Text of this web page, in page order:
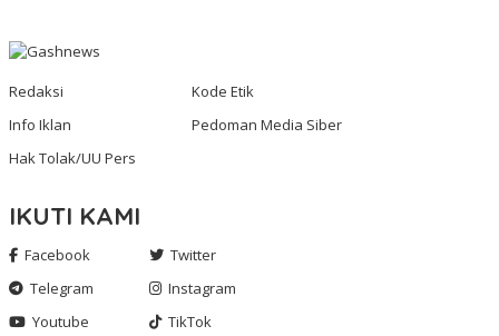
Redaksi
Kode Etik
Info Iklan
Pedoman Media Siber
Hak Tolak/UU Pers
IKUTI KAMI
Facebook
Twitter
Telegram
Instagram
Youtube
TikTok